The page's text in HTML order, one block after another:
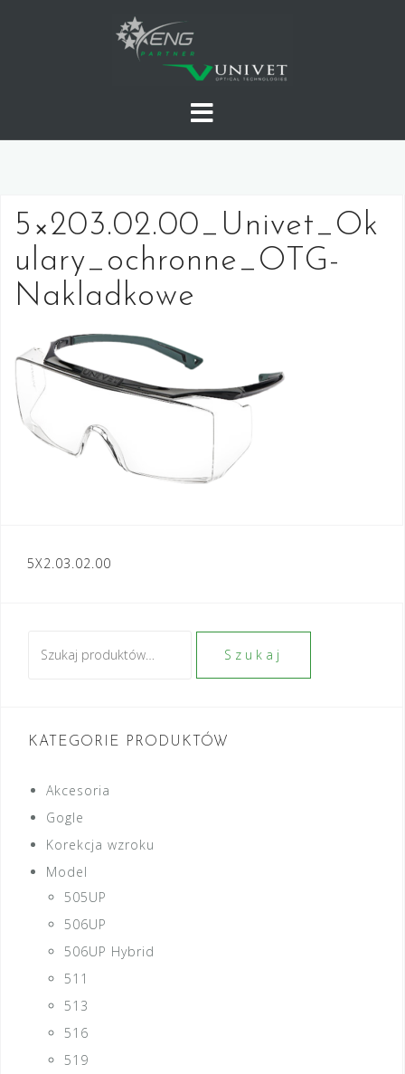
5×203.02.00_Univet_Ok
ulary_ochronne_OTG-
Nakladkowe
Nawigacja
5X2.03.02.00
Szukaj
KATEGORIE PRODUKTÓW
Akcesoria
Gogle
Korekcja wzroku
Model
505UP
506UP
506UP Hybrid
511
513
516
519